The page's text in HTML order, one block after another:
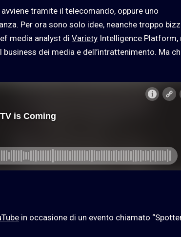
tramite il telecomando, oppure uno
Per ora sono solo idee, neanche troppo
media analyst di Variety Intelligence Platform,
dei media e dell’intrattenimento. Ma
in occasione di un evento chiamato